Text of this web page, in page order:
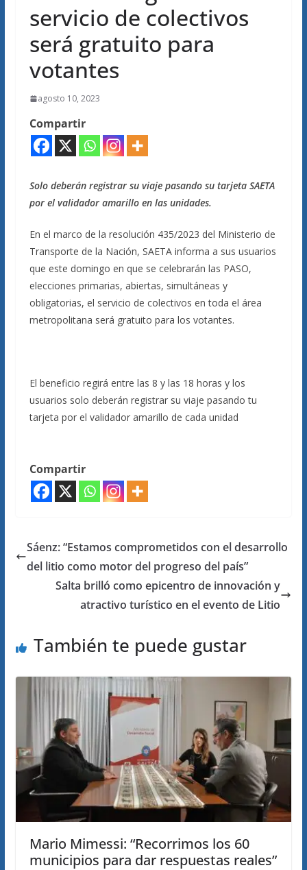
servicio de colectivos
será gratuito para
votantes
agosto 10, 2023
Compartir
Solo deberán registrar su viaje pasando su tarjeta SAETA
por el validador amarillo en las unidades.
En el marco de la resolución 435/2023 del Ministerio de
Transporte de la Nación, SAETA informa a sus usuarios
que este domingo en que se celebrarán las PASO,
elecciones primarias, abiertas, simultáneas y
obligatorias, el servicio de colectivos en toda el área
metropolitana será gratuito para los votantes.
El beneficio regirá entre las 8 y las 18 horas y los
usuarios solo deberán registrar su viaje pasando tu
tarjeta por el validador amarillo de cada unidad
Compartir
Sáenz: “Estamos comprometidos con el desarrollo
del litio como motor del progreso del país”
Salta brilló como epicentro de innovación y
atractivo turístico en el evento de Litio
También te puede gustar
Mario Mimessi: “Recorrimos los 60
municipios para dar respuestas reales”